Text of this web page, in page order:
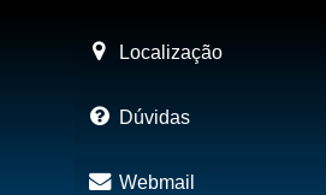
Localização
Dúvidas
Webmail